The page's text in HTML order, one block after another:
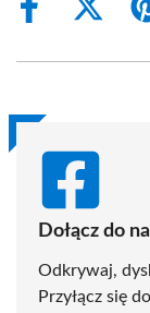
Share
Share
(Twitter)
Dołącz do
Odkrywaj,
Przyłącz się